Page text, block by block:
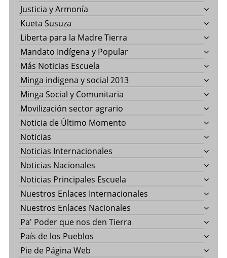
Justicia y Armonía
Kueta Susuza
Liberta para la Madre Tierra
Mandato Indígena y Popular
Más Noticias Escuela
Minga indigena y social 2013
Minga Social y Comunitaria
Movilización sector agrario
Noticia de Último Momento
Noticias
Noticias Internacionales
Noticias Nacionales
Noticias Principales Escuela
Nuestros Enlaces Internacionales
Nuestros Enlaces Nacionales
Pa' Poder que nos den Tierra
País de los Pueblos
Pie de Página Web